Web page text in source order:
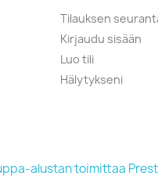
Tilauksen
Kirjaudu sisään
Luo tili
Hälytykseni
alustan toimittaa